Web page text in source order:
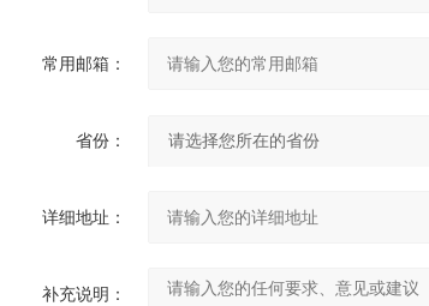
常用邮箱：
省份：
详细地址：
补充说明：